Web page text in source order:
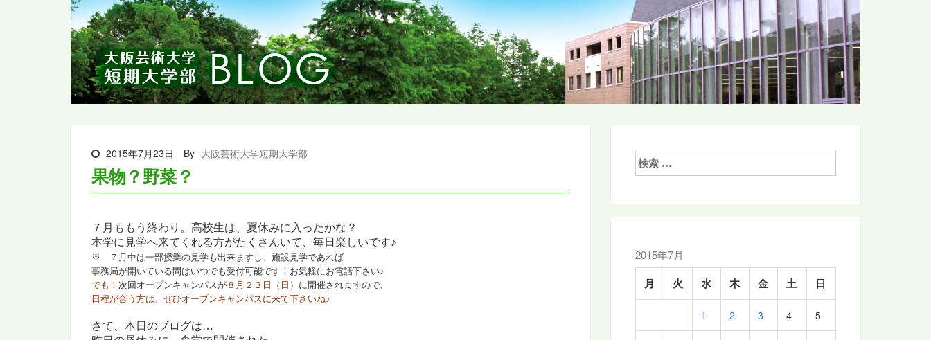
2015年7月23日 By 大阪芸術大学短期大学部
果物？野菜？
７月ももう終わり。高校生は、夏休みに入ったかな？
本学に見学へ来てくれる方がたくさんいて、毎日楽しいです♪
※ ７月中は一部授業の見学も出来ますし、 施設見学であれば
事務局が開いている間はいつでも受付可能です！お気軽にお電話下さい♪
でも！ 次回オープンキャンパスが ８月２３日（日） に開催されますので、
日程が合う方は、ぜひオープンキャンパスに来て下さいね♪
さて、本日のブログは…
検
索:
2015年7月
月 火 水 木 金 土 日
1 2 3 4 5